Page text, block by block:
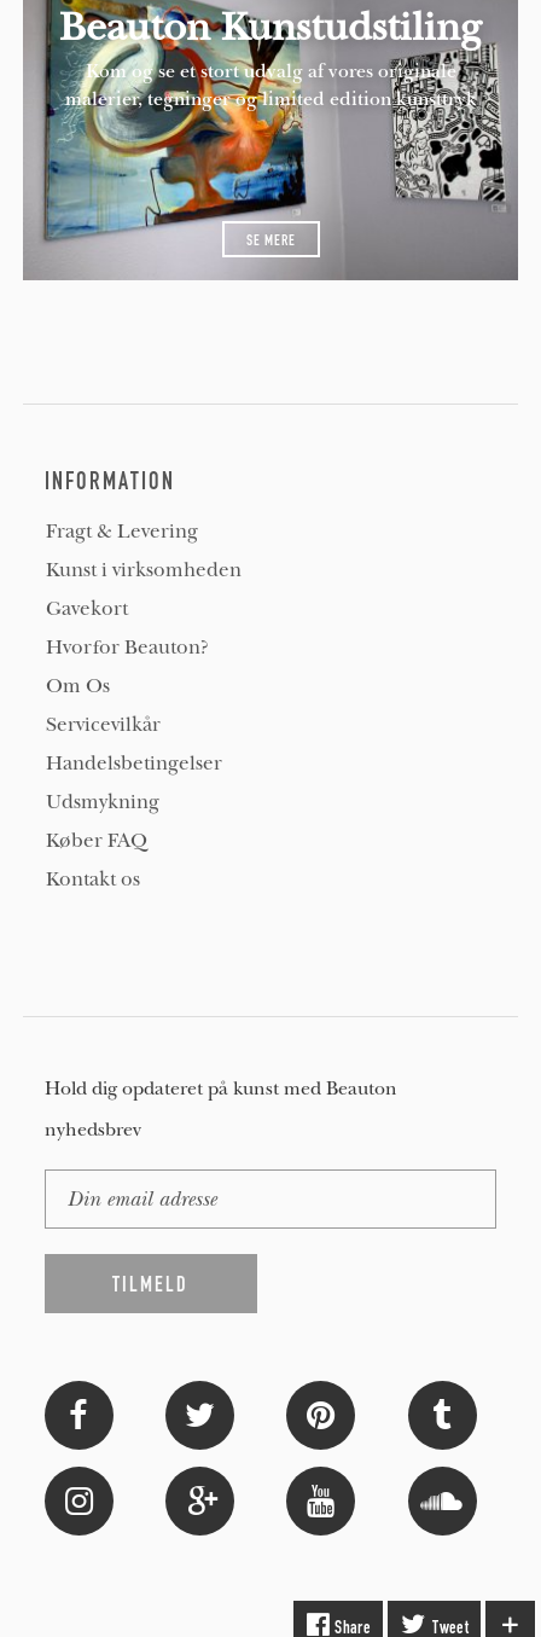
Beauton Kunstudstiling
Kom og se et stort udvalg af vores originale
malerier, tegninger og limited edition kunsttryk
SE MERE
INFORMATION
Fragt & Levering
Kunst i virksomheden
Gavekort
Hvorfor Beauton?
Om Os
Servicevilkår
Handelsbetingelser
Udsmykning
Køber FAQ
Kontakt os
Hold dig opdateret på kunst med Beauton
nyhedsbrev
Share Tweet